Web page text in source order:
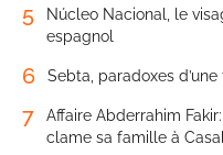
5
Núcleo Nacional, le
espagnol
6 Sebta, paradoxes
7
Affaire Abderrahim
clame sa famille à